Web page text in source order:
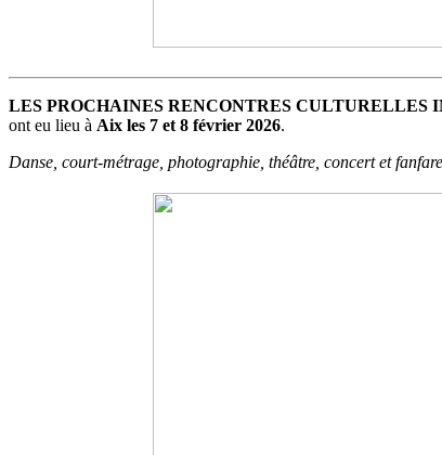
LES PROCHAINES RENCONTRES CULTURELLES
ont eu lieu à Aix les 7 et 8 février 2026.
Danse, court-métrage, photographie, théâtre, concert et